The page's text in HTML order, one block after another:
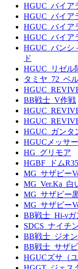
HGUC_バイア
HGUC_バイア
HGUC_バイア
HGUC_バイア
HGUC_バンシ
ド
HGUC_リゼル
タミヤ_72_ベ
BB戦士_V作戦
HGUC_ガンタ
HGUCメッサ
HG_グリモア
HGBF_ドムR35
MG_サザビー
MG_Ver.Ka_白
MG_サザビー
MG_サザビー
BB戦士_Hi-νガ
SDCS_ナイチ
BB戦士_ジオ
BB戦士_サザ
HGUCズサ（ユ